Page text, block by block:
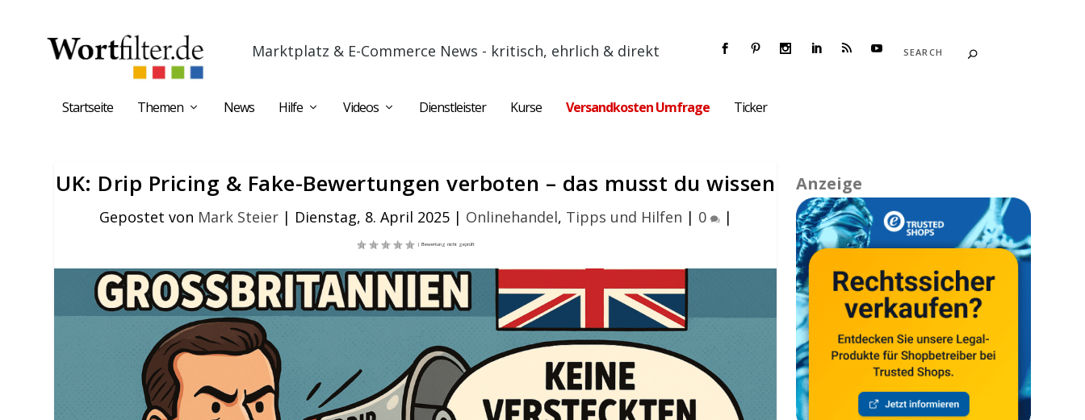
Marktplatz & E-Commerce News - kritisch, ehrlich & direkt
Startseite Themen News Hilfe Videos Dienstleister Kurse Versandkosten Umfrage Ticker
UK: Drip Pricing & Fake-Bewertungen verboten – das musst du wissen
Gepostet von Mark Steier| Dienstag, 8. April 2025| Onlinehandel, Tipps und Hilfen | 0 |
Anzeige